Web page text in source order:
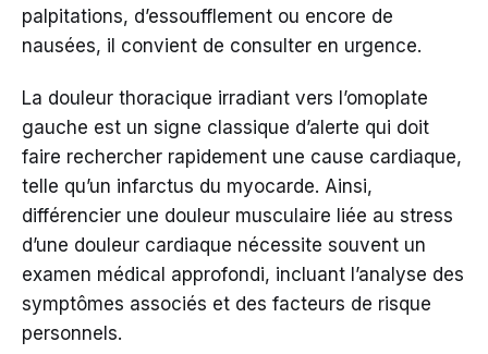
palpitations, d’essoufflement ou encore de
nausées, il convient de consulter en urgence.
La douleur thoracique irradiant vers l’omoplate
gauche est un signe classique d’alerte qui doit
faire rechercher rapidement une cause cardiaque,
telle qu’un infarctus du myocarde. Ainsi,
différencier une douleur musculaire liée au stress
d’une douleur cardiaque nécessite souvent un
examen médical approfondi, incluant l’analyse des
symptômes associés et des facteurs de risque
personnels.